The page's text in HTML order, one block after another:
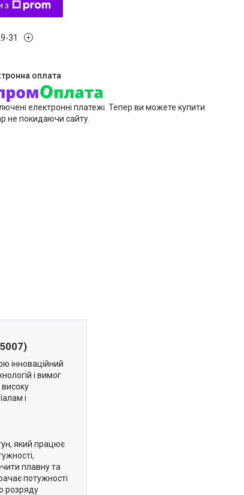
з
31
електронні платежі. Тепер ви можете купити
не покидаючи сайту.
інноваційний
і вимог
і
який працює
плавну та
потужності
розряду